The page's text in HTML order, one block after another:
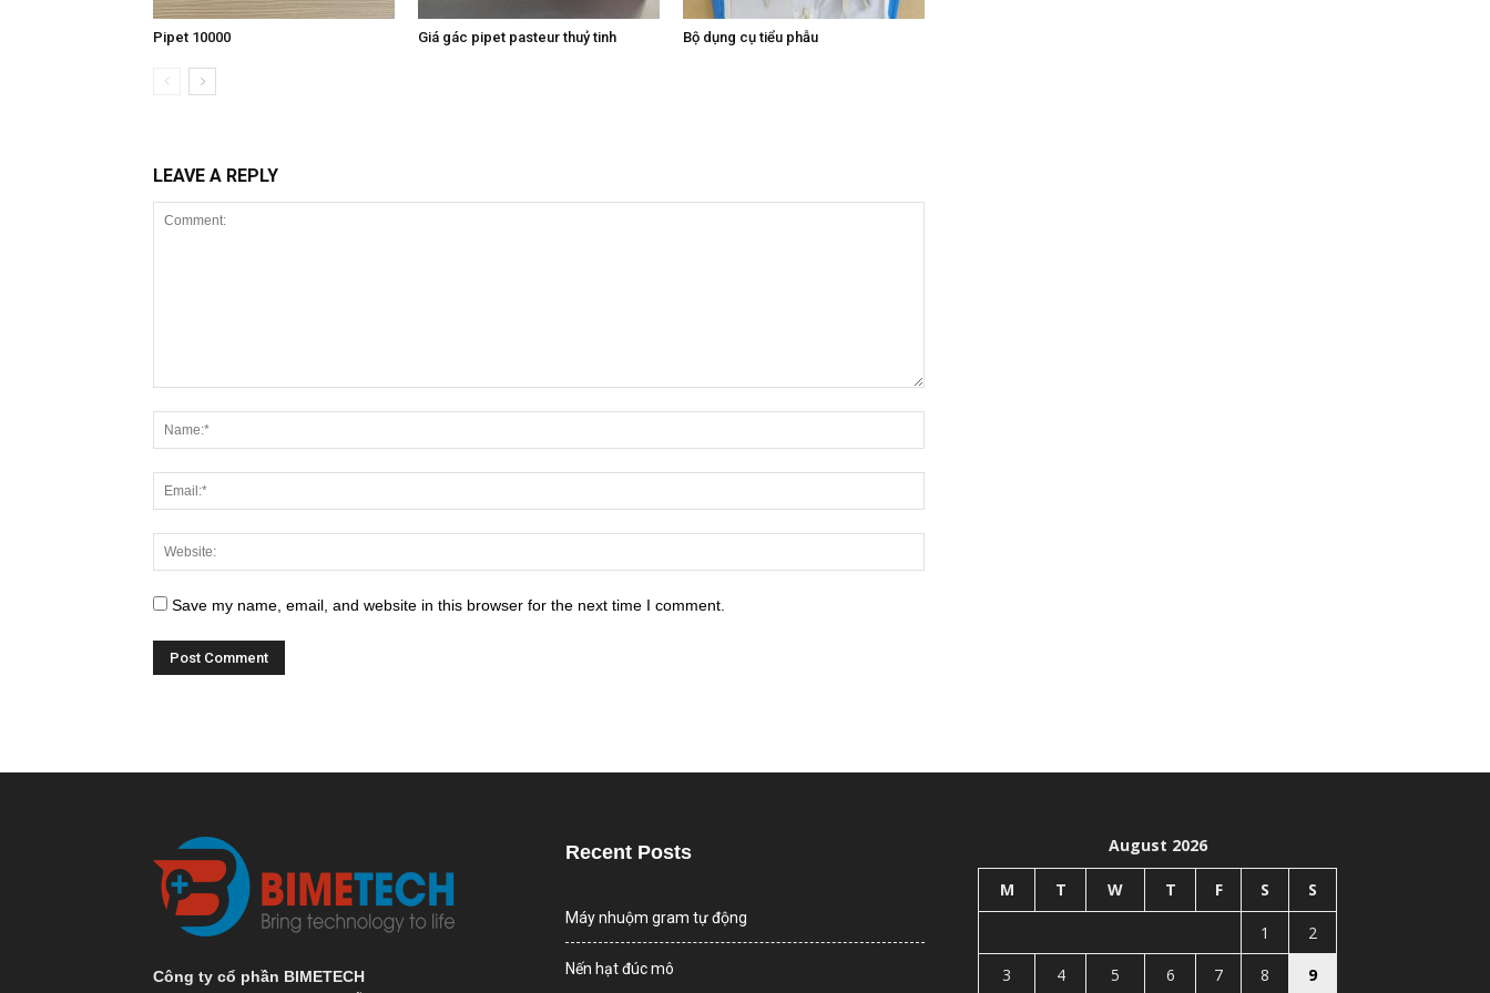
Pipet 10000 Giá gác pipet pasteur thuỷ tinh Bộ dụng cụ tiểu phẫu
LEAVE A REPLY
Save my name, email, and website in this browser for the next time I comment.
Công ty cổ phần BIMETECH
Recent Posts
Máy nhuộm gram tự động
Nến hạt đúc mô
August 2026
M T W T F S S
1
2
3
4 5 6 7 8 9